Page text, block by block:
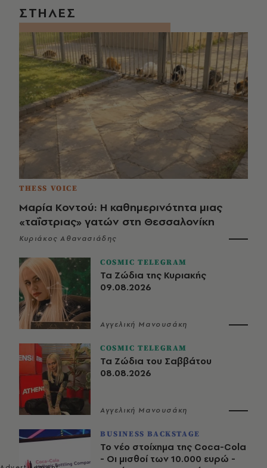
ΣΤΗΛΕΣ
THESS VOICE
Μαρία Κοντού: Η καθημερινότητα μιας
«ταΐστριας» γατών στη Θεσσαλονίκη
Κυριάκος Αθανασιάδης
COSMIC TELEGRAM
Τα Ζώδια της Κυριακής
09.08.2026
Αγγελική Μανουσάκη
COSMIC TELEGRAM
Τα Ζώδια του Σαββάτου
08.08.2026
Αγγελική Μανουσάκη
BUSINESS BACKSTAGE
Το νέο στοίχημα της Coca-Cola
- Οι μισθοί των 10.000 ευρώ -